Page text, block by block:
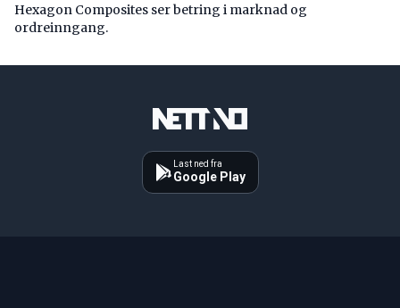
Hexagon Composites ser betring i marknad og
ordreinngang.
Last ned fra
Google Play